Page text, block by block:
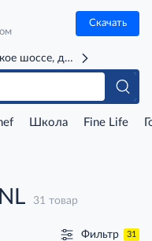
Скачать
шоссе, д. 71Г (м. Речной
Школа Fine Life
31 товар
Фильтр 31